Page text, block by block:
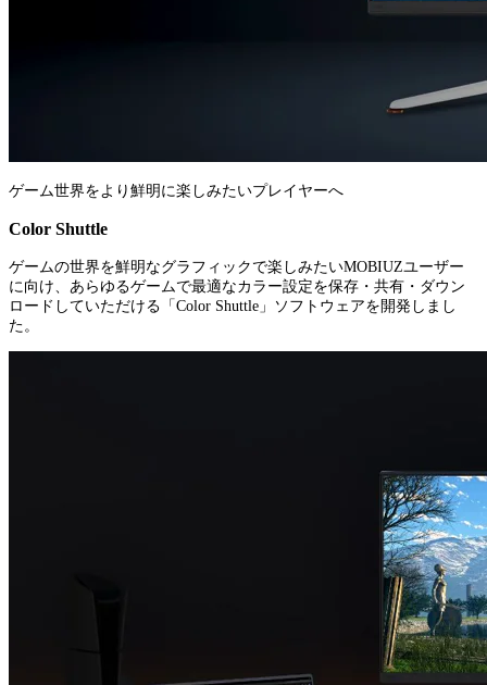
ゲーム世界をより鮮明に楽しみたいプレイヤーへ
Color Shuttle
ゲームの世界を鮮明なグラフィックで楽しみたいMOBIUZユーザー
に向け、あらゆるゲームで最適なカラー設定を保存・共有・ダウン
ロードしていただける「Color Shuttle」ソフトウェアを開発しまし
た。